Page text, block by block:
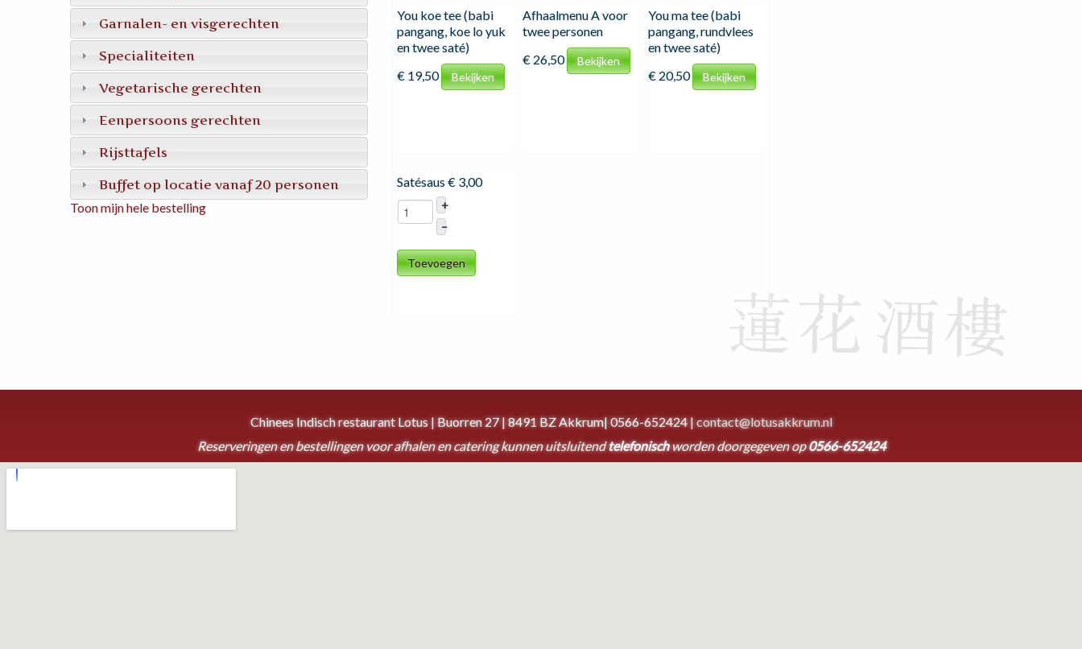
Garnalen- en visgerechten
Specialiteiten
Vegetarische gerechten
Eenpersoons gerechten
Rijsttafels
Buffet op locatie vanaf 20 personen
Toon mijn hele bestelling
You koe tee (babi
pangang, koe lo yuk
en twee saté)
€ 19,50 Bekijken
Afhaalmenu A voor
twee personen
€ 26,50 Bekijken
You ma tee (babi
pangang, rundvlees
en twee saté)
€ 20,50 Bekijken
Satésaus€ 3,00
+
–
Toevoegen
Chinees Indisch restaurant Lotus | Buorren 27 | 8491 BZ Akkrum| 0566-652424 |contact@lotusakkrum.nl
Reserveringen en bestellingen voor afhalen en catering kunnen uitsluitendtelefonischworden doorgegeven op0566-652424